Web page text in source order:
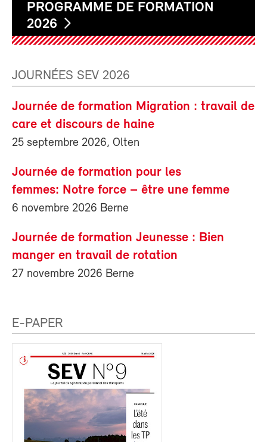
PROGRAMME DE FORMATION
2026
JOURNÉES SEV 2026
Journée de formation Migration : travail de
care et discours de haine
25 septembre 2026, Olten
Journée de formation pour les
femmes: Notre force – être une femme
6 novembre 2026 Berne
Journée de formation Jeunesse : Bien
manger en travail de rotation
27 novembre 2026 Berne
E-PAPER